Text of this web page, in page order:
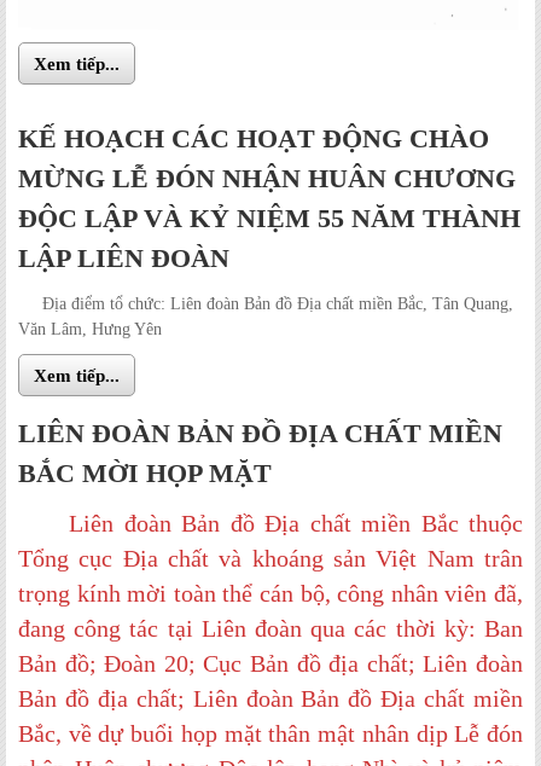
Xem tiếp...
KẾ HOẠCH CÁC HOẠT ĐỘNG CHÀO
MỪNG LỄ ĐÓN NHẬN HUÂN CHƯƠNG
ĐỘC LẬP VÀ KỶ NIỆM 55 NĂM THÀNH
LẬP LIÊN ĐOÀN
Địa điểm tổ chức: Liên đoàn Bản đồ Địa chất miền Bắc, Tân Quang,
Văn Lâm, Hưng Yên
Xem tiếp...
LIÊN ĐOÀN BẢN ĐỒ ĐỊA CHẤT MIỀN
BẮC MỜI HỌP MẶT
Liên đoàn Bản đồ Địa chất miền Bắc thuộc
Tổng cục Địa chất và khoáng sản Việt Nam trân
trọng kính mời toàn thể cán bộ, công nhân viên đã,
đang công tác tại Liên đoàn qua các thời kỳ: Ban
Bản đồ; Đoàn 20; Cục Bản đồ địa chất; Liên đoàn
Bản đồ địa chất; Liên đoàn Bản đồ Địa chất miền
Bắc, về dự buổi họp mặt thân mật nhân dịp Lễ đón